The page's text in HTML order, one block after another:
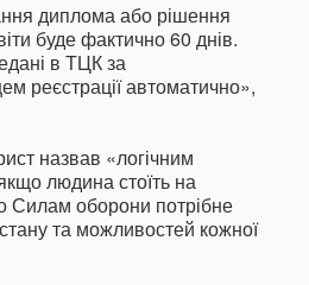
диплома або рішення
буде фактично 60 днів.
в ТЦК за
реєстрації автоматично»,
назвав «логічним
людина стоїть на
Силам оборони потрібне
та можливостей кожної